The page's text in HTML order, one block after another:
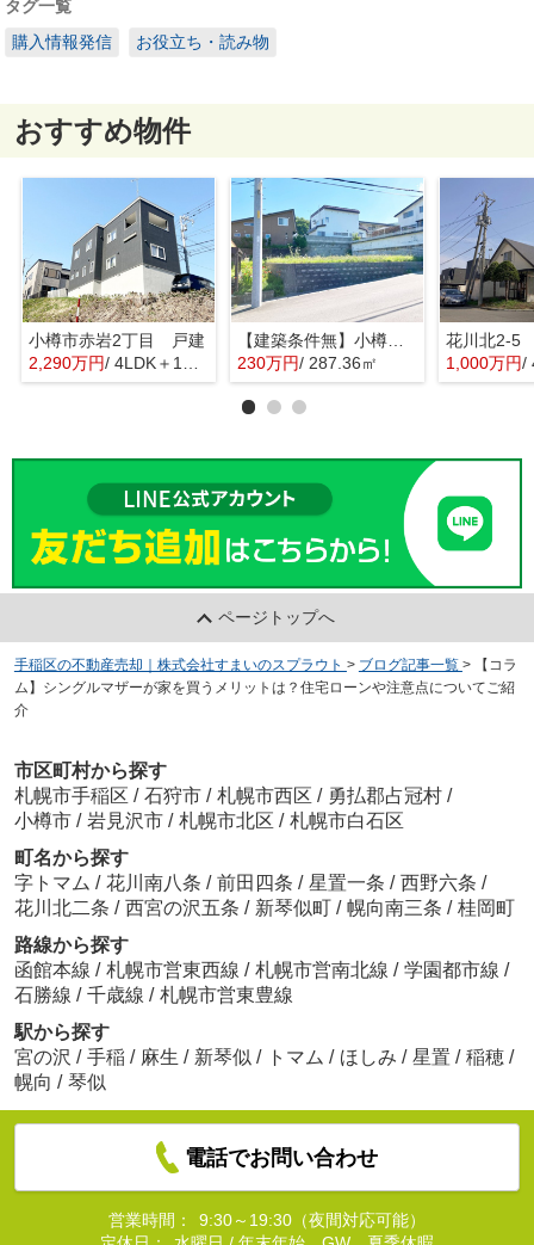
タグ一覧
購入情報発信
お役立ち・読み物
おすすめ物件
小樽市赤岩2丁目 戸建
2,290万円/ 4LDK＋1S(納戸)
【建築条件無】小樽市桂岡町 更地土地
230万円/ 287.36㎡
花川北2-5
1,000万円/
ページトップへ
手稲区の不動産売却｜株式会社すまいのスプラウト > ブログ記事一覧 >
【コラ
ム】シングルマザーが家を買うメリットは？住宅ローンや注意点についてご紹
介
市区町村から探す
札幌市手稲区 / 石狩市 / 札幌市西区 / 勇払郡占冠村 /
小樽市 / 岩見沢市 / 札幌市北区 / 札幌市白石区
町名から探す
字トマム / 花川南八条 / 前田四条 / 星置一条 / 西野六条 /
花川北二条 / 西宮の沢五条 / 新琴似町 / 幌向南三条 / 桂岡町
路線から探す
函館本線 / 札幌市営東西線 / 札幌市営南北線 / 学園都市線 /
石勝線 / 千歳線 / 札幌市営東豊線
駅から探す
宮の沢 / 手稲 / 麻生 / 新琴似 / トマム / ほしみ / 星置 / 稲穂 /
幌向 / 琴似
電話でお問い合わせ
営業時間：
9:30～19:30（夜間対応可能）